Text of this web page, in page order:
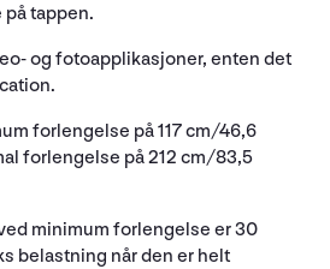
på tappen.
og fotoapplikasjoner, enten det
forlengelse på 117 cm/46,6
forlengelse på 212 cm/83,5
minimum forlengelse er 30
belastning når den er helt